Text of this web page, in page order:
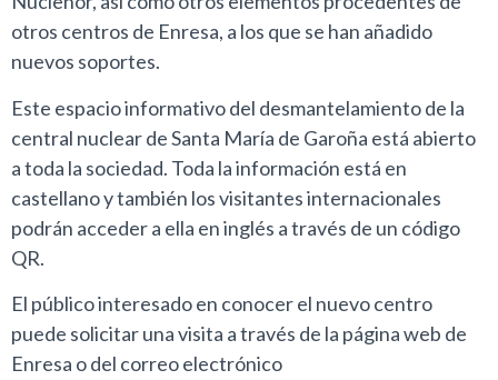
otros centros de Enresa, a los que se han añadido
nuevos soportes.
Este espacio informativo del desmantelamiento de la
central nuclear de Santa María de Garoña está abierto
a toda la sociedad. Toda la información está en
castellano y también los visitantes internacionales
podrán acceder a ella en inglés a través de un código
QR.
El público interesado en conocer el nuevo centro
puede solicitar una visita a través de la página web de
Enresa o del correo electrónico